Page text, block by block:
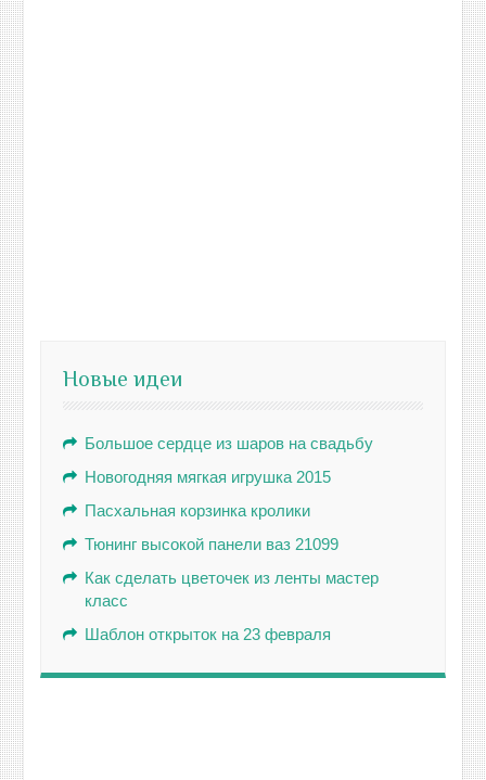
Новые идеи
Большое сердце из шаров на свадьбу
Новогодняя мягкая игрушка 2015
Пасхальная корзинка кролики
Тюнинг высокой панели ваз 21099
Как сделать цветочек из ленты мастер
класс
Шаблон открыток на 23 февраля